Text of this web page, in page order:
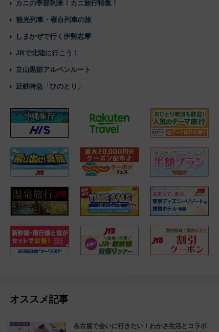
カニの季節到来！カニ旅行特集！
観光列車・寝台列車の旅
しまかぜで行く伊勢志摩
JRで北陸に行こう！
立山黒部アルペンルート
近鉄特急「ひのとり」
オススメ記事
名古屋で会いに行きたい！わかさ生活とコラボ